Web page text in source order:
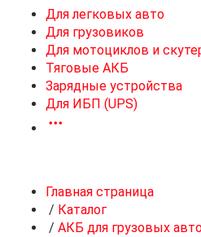
Для легковых авто
Для грузовиков
Для мотоциклов и
Тяговые АКБ
Зарядные устройства
Для ИБП (UPS)
Главная страница
/ Каталог
/ АКБ для грузовых